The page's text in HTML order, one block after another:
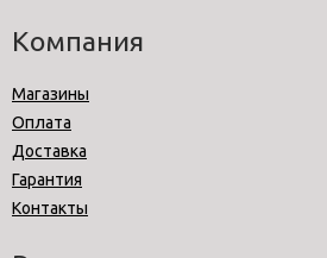
Компания
Магазины
Оплата
Доставка
Гарантия
Контакты